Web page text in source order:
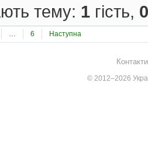
тему: 1 гість, 0
… 6 Наступна
© 2012–2026